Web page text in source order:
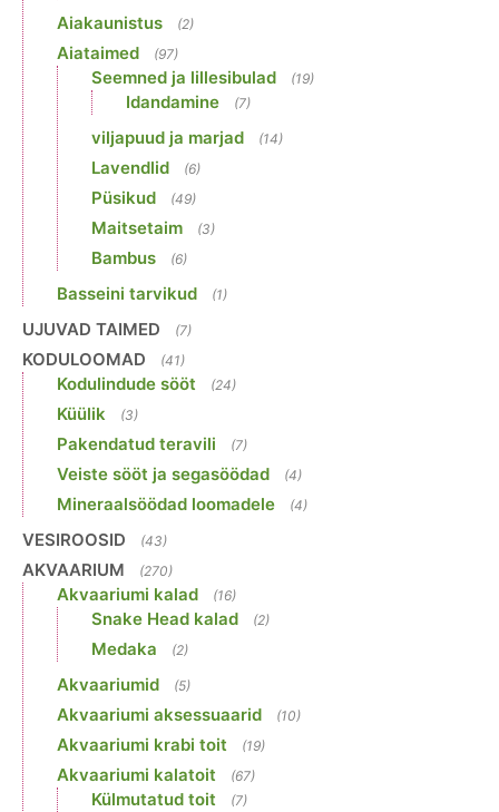
Aiakaunistus (2)
Aiataimed (97)
Seemned ja lillesibulad (19)
Idandamine (7)
viljapuud ja marjad (14)
Lavendlid (6)
Püsikud (49)
Maitsetaim (3)
Bambus (6)
Basseini tarvikud (1)
UJUVAD TAIMED (7)
KODULOOMAD (41)
Kodulindude sööt (24)
Küülik (3)
Pakendatud teravili (7)
Veiste sööt ja segasöödad (4)
Mineraalsöödad loomadele (4)
VESIROOSID (43)
AKVAARIUM (270)
Akvaariumi kalad (16)
Snake Head kalad (2)
Medaka (2)
Akvaariumid (5)
Akvaariumi aksessuaarid (10)
Akvaariumi krabi toit (19)
Akvaariumi kalatoit (67)
Külmutatud toit (7)